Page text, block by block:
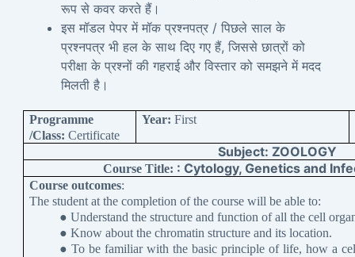
रूप से कवर करते हैं।
इस मॉडल पेपर में मॉक प्रश्नपत्र / पिछले साल के
प्रश्नपत्र भी हल के साथ दिए गए हैं, जिससे छात्रों को
परीक्षा के प्रश्नों की गहराई और विस्तार को समझने में मदद
मिलती है।
Programme
/Class: Certificate
Year: First
Subject: ZOOLOGY
Course Title: : Cytology, Genetics and
Course outcomes:
The student at the completion of the course will be able to:
● Understand the structure and function of all the cell
● Know about the chromatin structure and its location.
● To be familiar with the basic principle of life, how a